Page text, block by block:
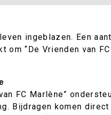
ingeblazen. Een
“De Vrienden van FC
FC Marlène”
Bijdragen komen